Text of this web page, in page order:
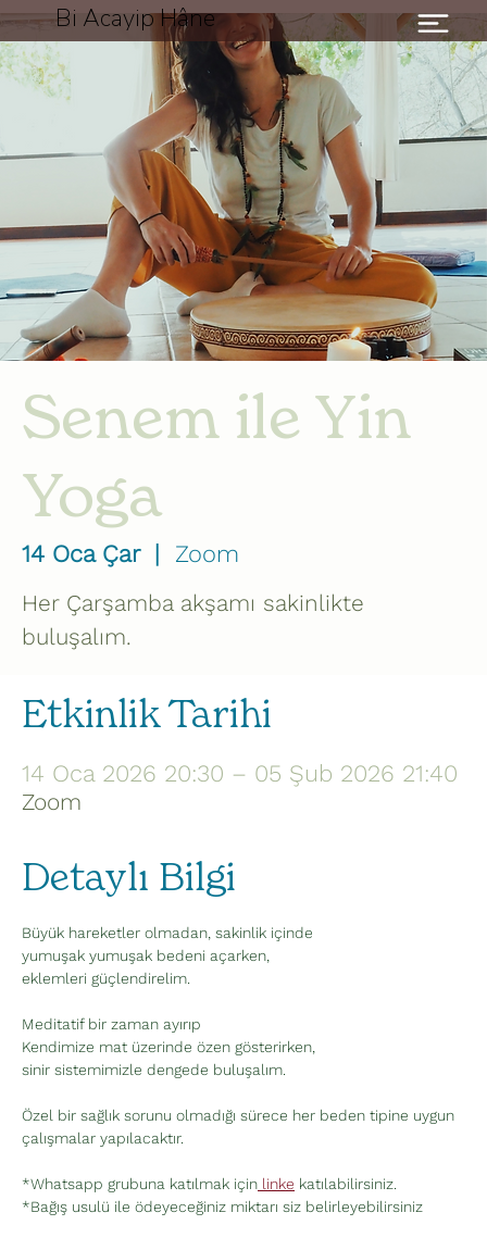
Bi Acayip Hâne
Senem ile Yin
Yoga
14 Oca Çar
  |
Zoom
Her Çarşamba akşamı sakinlikte
buluşalım.
Etkinlik Tarihi
14 Oca 2026 20:30 – 05 Şub 2026 21:40
Zoom
Detaylı Bilgi
Büyük hareketler olmadan, sakinlik içinde
yumuşak yumuşak bedeni açarken,
eklemleri güçlendirelim.
Meditatif bir zaman ayırıp
Kendimize mat üzerinde özen gösterirken,
sinir sistemimizle dengede buluşalım.
Özel bir sağlık sorunu olmadığı sürece her beden tipine uygun
çalışmalar yapılacaktır.
*Whatsapp grubuna katılmak için linke katılabilirsiniz.
*Bağış usulü ile ödeyeceğiniz miktarı siz belirleyebilirsiniz